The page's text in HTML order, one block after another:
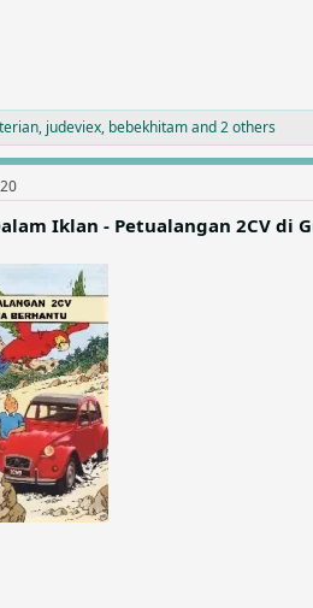
, judeviex, bebekhitamand 2 others
Iklan - Petualangan 2CV di